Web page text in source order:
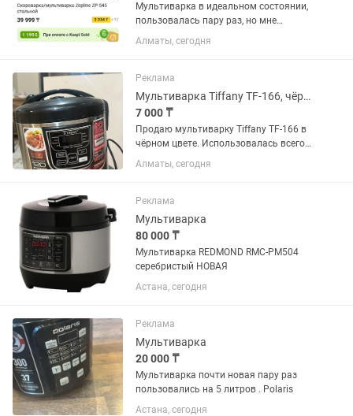
Мультиварка в идеальном состоянии,
пользовалась пару раз, но мне
привычнее по старинке все готовить,
поэтому продаю. Коробку не
Алматы, сегодня
Реклама
Мультиварка Tiffany TF-166, чёрная
7 000 ₸
Продаю мультиварку Tiffany TF-166 в
чёрном цвете. Использовалась всего
около месяца и не каждый день,
поэтому сама мультиварка в хорошем
приготовления ✅ Варка, жарка,...
Алматы, сегодня
Реклама
Мультиварка
80 000 ₸
Мультиварка REDMOND RMC-PM504
серебристый НОВАЯ
Астана, сегодня
Реклама
Мультиварка
20 000 ₸
Мультиварка почти новая пару раз
пользовались на 5 литров . Polaris
Астана, сегодня